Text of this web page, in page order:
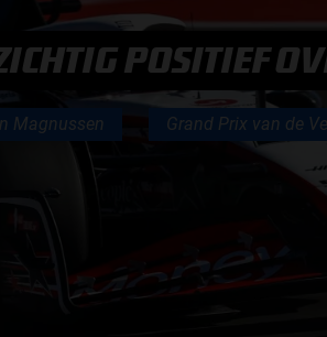
POSITIEF
Magnussen Grand Prix van de
GEMIST
AANMELDEN NIEUWSBRIEF